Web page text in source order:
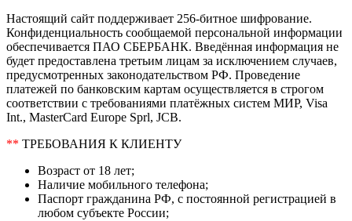
Настоящий сайт поддерживает 256-битное шифрование.
Конфиденциальность сообщаемой персональной информации
обеспечивается ПАО СБЕРБАНК. Введённая информация не
будет предоставлена третьим лицам за исключением случаев,
предусмотренных законодательством РФ. Проведение
платежей по банковским картам осуществляется в строгом
соответствии с требованиями платёжных систем МИР, Visa
Int., MasterCard Europe Sprl, JCB.
** ТРЕБОВАНИЯ К КЛИЕНТУ
Возраст от 18 лет;
Наличие мобильного телефона;
Паспорт гражданина РФ, с постоянной регистрацией в
любом субъекте России;